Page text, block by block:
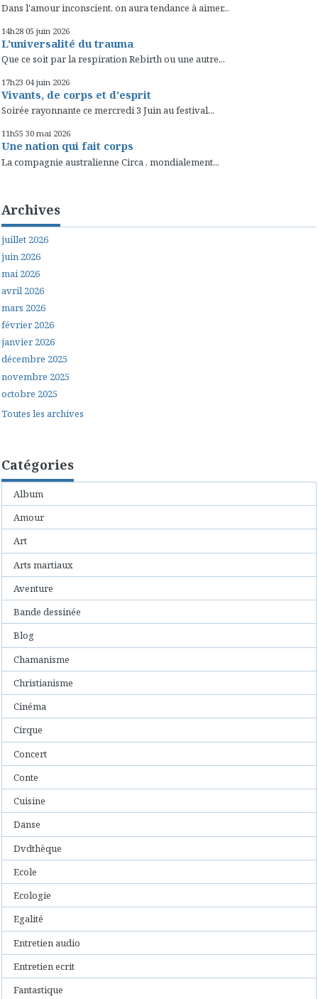
Dans l'amour inconscient, on aura tendance à aimer...
14h28 05 juin 2026
L'universalité du trauma
Que ce soit par la respiration Rebirth ou une autre...
17h23 04 juin 2026
Vivants, de corps et d'esprit
Soirée rayonnante ce mercredi 3 Juin au festival...
11h55 30 mai 2026
Une nation qui fait corps
La compagnie australienne Circa , mondialement...
Archives
juillet 2026
juin 2026
mai 2026
avril 2026
mars 2026
février 2026
janvier 2026
décembre 2025
novembre 2025
octobre 2025
Toutes les archives
Catégories
Album
Amour
Art
Arts martiaux
Aventure
Bande dessinée
Blog
Chamanisme
Christianisme
Cinéma
Cirque
Concert
Conte
Cuisine
Danse
Dvdthèque
Ecole
Ecologie
Egalité
Entretien audio
Entretien ecrit
Fantastique